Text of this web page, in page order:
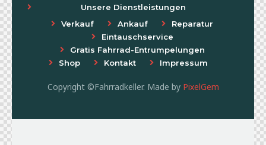
Unsere Dienstleistungen
Verkauf
Ankauf
Reparatur
Eintauschservice
Gratis Fahrrad-Entrumpelungen
Shop
Kontakt Impressum
Copyright ©Fahrradkeller. Made by PixelGem